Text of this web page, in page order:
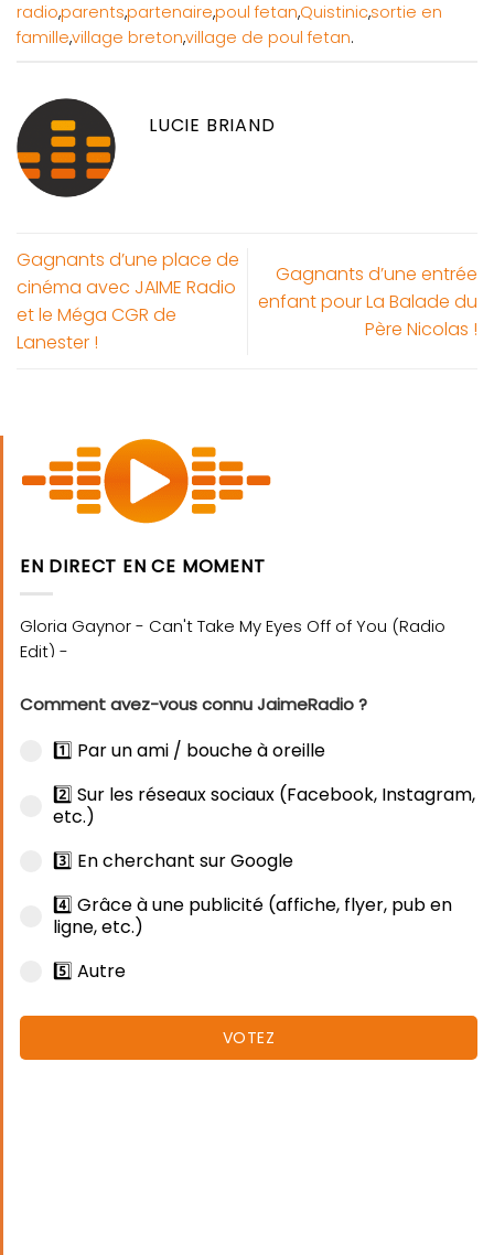
radio,parents,partenaire,poul fetan,Quistinic,sortie en
famille,village breton,village de poul fetan.
LUCIE BRIAND
Gagnants d’une place de
cinéma avec JAIME Radio
et le Méga CGR de
Lanester !
Gagnants d’une entrée
enfant pour La Balade du
Père Nicolas !
EN DIRECT EN CE MOMENT
Comment avez-vous connu JaimeRadio ?
1️⃣ Par un ami / bouche à oreille
2️⃣ Sur les réseaux sociaux (Facebook, Instagram,
etc.)
3️⃣ En cherchant sur Google
4️⃣ Grâce à une publicité (affiche, flyer, pub en
ligne, etc.)
5️⃣ Autre
VOTEZ